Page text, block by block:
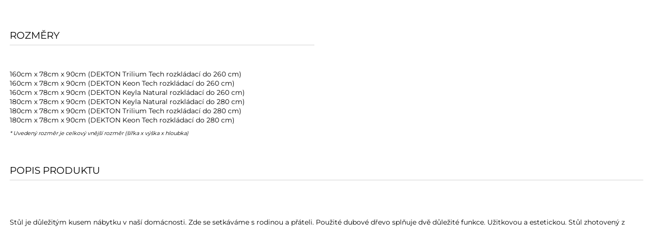
ROZMĚRY
160cm x 78cm x 90cm (DEKTON Trilium Tech rozkládací do 260 cm)
160cm x 78cm x 90cm (DEKTON Keon Tech rozkládací do 260 cm)
160cm x 78cm x 90cm (DEKTON Keyla Natural rozkládací do 260 cm)
180cm x 78cm x 90cm (DEKTON Keyla Natural rozkládací do 280 cm)
180cm x 78cm x 90cm (DEKTON Trilium Tech rozkládací do 280 cm)
180cm x 78cm x 90cm (DEKTON Keon Tech rozkládací do 280 cm)
* Uvedený rozměr je celkový vnější rozměr (šířka x výška x hloubka)
POPIS PRODUKTU
Stůl je důležitým kusem nábytku v naší domácnosti. Zde se setkáváme s rodinou a přáteli. Použité dubové dřevo splňuje dvě důležité funkce. Užitkovou a estetickou. Stůl zhotovený z